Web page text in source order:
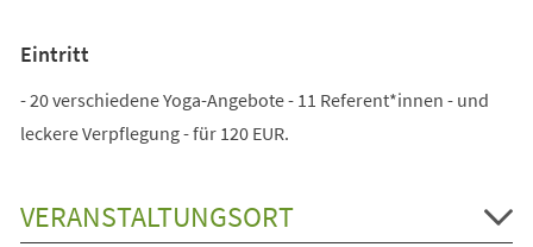
Eintritt
- 20 verschiedene Yoga-Angebote - 11 Referent*innen - und
leckere Verpflegung - für 120 EUR.
VERANSTALTUNGSORT